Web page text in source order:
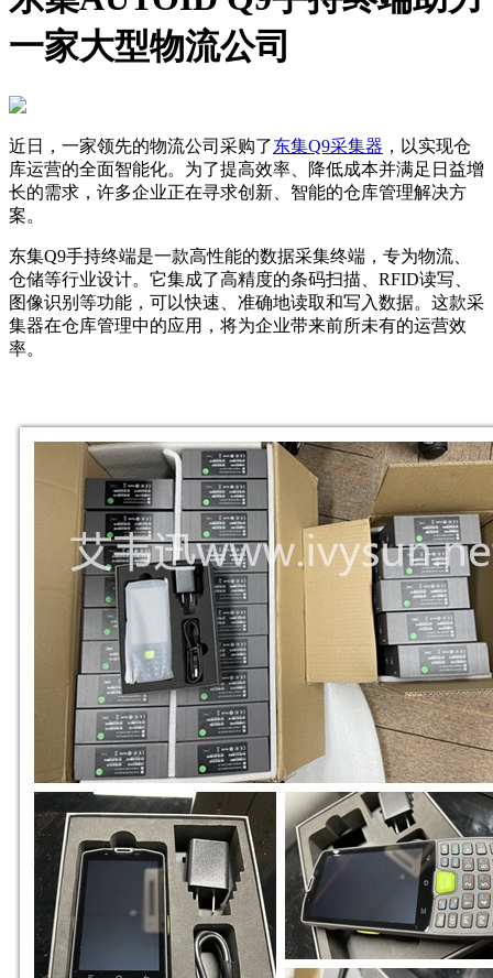
一家大型物流公司
近日，一家领先的物流公司采购了东集Q9采集器 ，以实现仓
库运营的全面智能化。为了提高效率、降低成本并满足日益增
长的需求，许多企业正在寻求创新、智能的仓库管理解决方
案。
东集Q9手持终端是一款高性能的数据采集终端，专为物流、
仓储等行业设计。它集成了高精度的条码扫描、RFID读写、
图像识别等功能，可以快速、准确地读取和写入数据。这款采
集器在仓库管理中的应用，将为企业带来前所未有的运营效
率。